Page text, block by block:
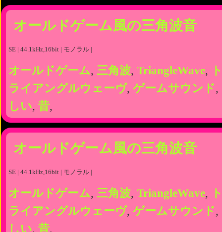
オールドゲーム風の三角波音
SE | 44.1kHz,16bit | モノラル |
オールドゲーム, 三角波, TriangleWave,
ライアングルウェーヴ, ゲームサウンド,
しい, 昔,
オールドゲーム風の三角波音
SE | 44.1kHz,16bit | モノラル |
オールドゲーム, 三角波, TriangleWave,
ライアングルウェーヴ, ゲームサウンド,
しい, 昔,